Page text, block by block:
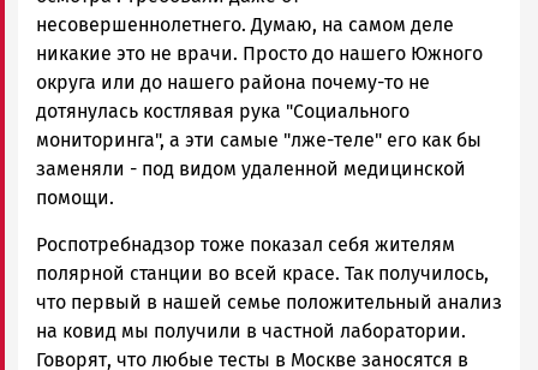
несовершеннолетнего. Думаю, на самом деле
никакие это не врачи. Просто до нашего Южного
округа или до нашего района почему-то не
дотянулась костлявая рука "Социального
мониторинга", а эти самые "лже-теле" его как бы
заменяли - под видом удаленной медицинской
помощи.
Роспотребнадзор тоже показал себя жителям
полярной станции во всей красе. Так получилось,
что первый в нашей семье положительный анализ
на ковид мы получили в частной лаборатории.
Говорят, что любые тесты в Москве заносятся в